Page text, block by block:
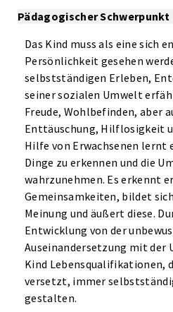
Pädagogischer Schwerpunkt
Das Kind muss als eine sich
Persönlichkeit gesehen
selbstständigen Erleben,
seiner sozialen Umwelt
Freude, Wohlbefinden, aber
Enttäuschung, Hilflosigkeit
Hilfe von Erwachsenen lernt
Dinge zu erkennen und die
wahrzunehmen. Es erkennt
Gemeinsamkeiten, bildet
Meinung und äußert diese.
Entwicklung von der
Auseinandersetzung mit der
Kind Lebensqualifikationen,
versetzt, immer
gestalten.